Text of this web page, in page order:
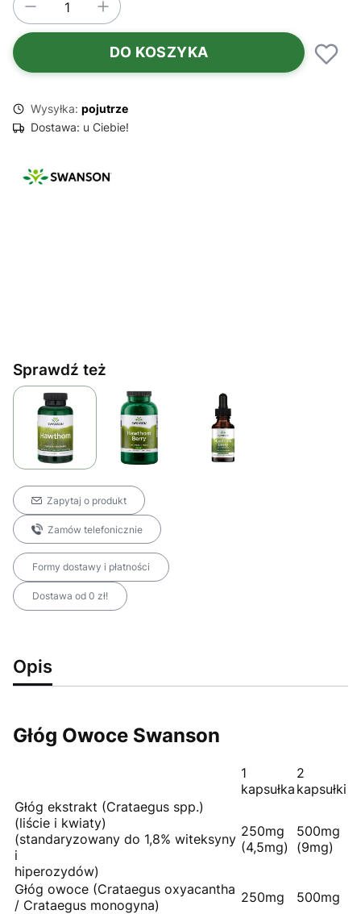
DO KOSZYKA
Wysyłka: pojutrze
Dostawa: u Ciebie!
Sprawdź też
Zapytaj o produkt
Zamów telefonicznie
Formy dostawy i płatności
Dostawa od 0 zł!
Opis
Głóg Owoce Swanson
1
kapsułka
2
kapsułki
Głóg ekstrakt (Crataegus spp.)
(liście i kwiaty)
(standaryzowany do 1,8% witeksyny
i
hiperozydów)
250mg
(4,5mg)
500mg
(9mg)
Głóg owoce (Crataegus oxyacantha
/ Crataegus monogyna)
250mg 500mg